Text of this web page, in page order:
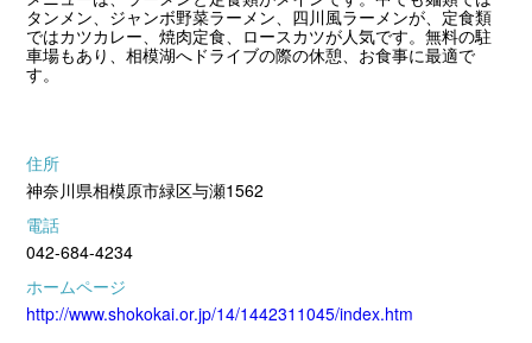
タンメン、ジャンボ野菜ラーメン、四川風ラーメンが、定食類
ではカツカレー、焼肉定食、ロースカツが人気です。無料の駐
車場もあり、相模湖へドライブの際の休憩、お食事に最適で
す。
住所
神奈川県相模原市緑区与瀬1562
電話
042-684-4234
ホームページ
http://www.shokokai.or.jp/14/1442311045/index.htm